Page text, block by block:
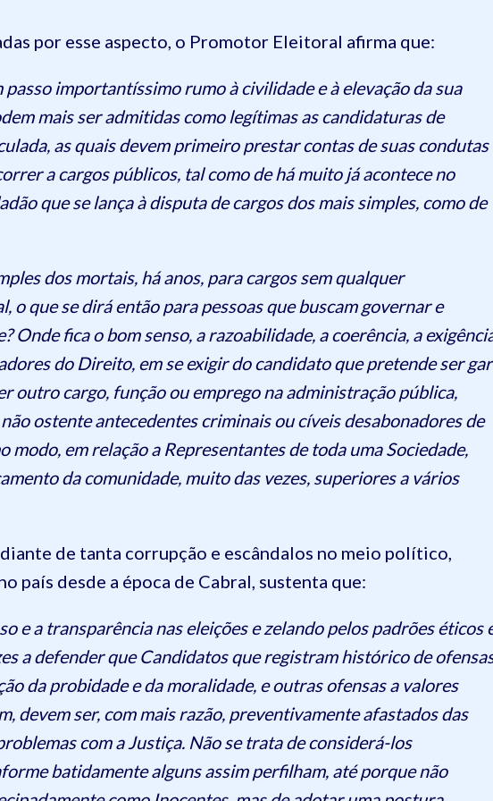
por esse aspecto, o Promotor Eleitoral afirma que:
passo importantíssimo rumo à civilidade e à elevação da sua
mais ser admitidas como legítimas as candidaturas de
as quais devem primeiro prestar contas de suas condutas
a cargos públicos, tal como de há muito já acontece no
que se lança à disputa de cargos dos mais simples, como de
dos mortais, há anos, para cargos sem qualquer
o que se dirá então para pessoas que buscam governar e
Onde fica o bom senso, a razoabilidade, a coerência, a
do Direito, em se exigir do candidato que pretende ser
outro cargo, função ou emprego na administração pública,
ostente antecedentes criminais ou cíveis desabonadores de
modo, em relação a Representantes de toda uma Sociedade,
da comunidade, muito das vezes, superiores a vários
de tanta corrupção e escândalos no meio político,
país desde a época de Cabral, sustenta que:
e a transparência nas eleições e zelando pelos padrões éticos
a defender que Candidatos que registram histórico de
da probidade e da moralidade, e outras ofensas a valores
devem ser, com mais razão, preventivamente afastados das
com a Justiça. Não se trata de considerá-los
batidamente alguns assim perfilham, até porque não